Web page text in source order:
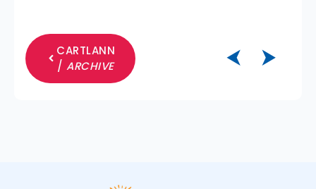
CARTLANN
/ARCHIVE ⮜ ⮞